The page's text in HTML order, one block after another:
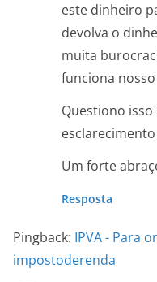
este dinheiro
devolva o
muita
funciona
Questiono
Um forte
Resposta
Pingback: IPVA - Para
impostoderenda